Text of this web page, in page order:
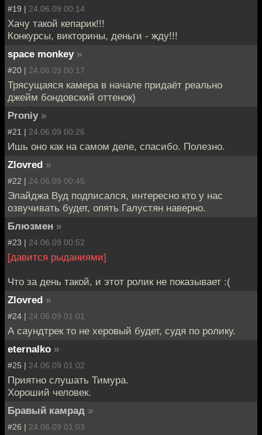
#19 | 24.06.09 00:14
Хачу такой кепарик!!!
Конкурсы, викторины, деньги - жду!!!
space monkey »
#20 | 24.06.09 00:17
Трясущаяся камера в начале придаёт реально
джейм бондовский оттенок)
Proniy »
#21 | 24.06.09 00:26
Ишь оно как на самом деле, спасибо. Полезно.
Zlovred »
#22 | 24.06.09 00:45
Элайджа Вуд подписался, интересно кто у нас
озвучивать будет, опять Галустян наверно.
Блюзмен »
#23 | 24.06.09 00:52
[давится рыданиями]
Что за день такой, и этот ролик не показывает :(
Zlovred »
#24 | 24.06.09 01:01
А саундтрек то не херовый будет, судя по ролику.
eternalko »
#25 | 24.06.09 01:02
Приятно слушать Тимура.
Хороший человек.
Бравый камрад »
#26 | 24.06.09 01:03